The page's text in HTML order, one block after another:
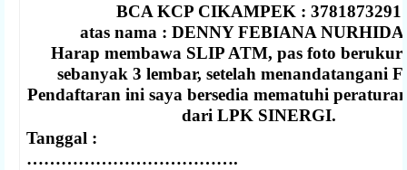
BCA KCP CIKAMPEK : 3781873291
atas nama : DENNY FEBIANA
Harap membawa SLIP ATM, pas foto
sebanyak 3 lembar, setelah menandatangani
Pendaftaran ini saya bersedia mematuhi
dari LPK SINERGI.
Tanggal :
……………………………….